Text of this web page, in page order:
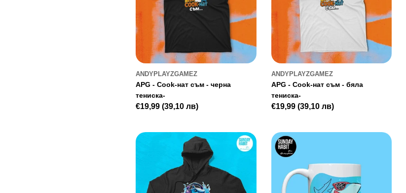
ANDYPLAYZGAMEZ
APG - Cook-нат съм - черна
тениска-
Редовна
€19,99 (39,10 лв)
ANDYPLAYZGAMEZ
APG - Cook-нат съм - бяла
тениска-
Редовна
€19,99 (39,10 лв)